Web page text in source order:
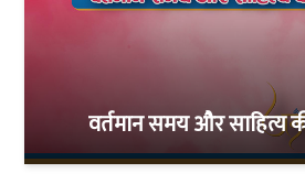
वर्तमान समय और साहित्य